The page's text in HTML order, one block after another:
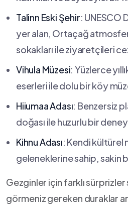
Talinn Eski Şehir: UNESCO
yer ‍alan, Ortaçağ
sokakları‌ ile ziyaretçileri
Vihula Müzesi: Yüzlerce
eserleri ile‌ dolu⁢ bir köy
Hiiumaa Adası: Benzersiz
doğası ile huzurlu bir
Kihnu Adası: Kendi kültürel
geleneklerine ‌sahip,‌ sakin⁢
Gezginler için farklı⁤
görmeniz gereken duraklar